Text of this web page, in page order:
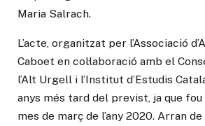
Maria Salrach.
L’acte, organitzat per l’Associació
Caboet en col·laboració amb el
l’Alt Urgell i l’Institut d’Estudis
anys més tard del previst, ja que
mes de març de l’any 2020. Arran de